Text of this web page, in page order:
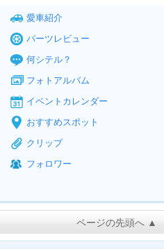
愛車紹介
パーツレビュー
何シテル？
フォトアルバム
イベントカレンダー
おすすめスポット
クリップ
フォロワー
ページの先頭へ ▲